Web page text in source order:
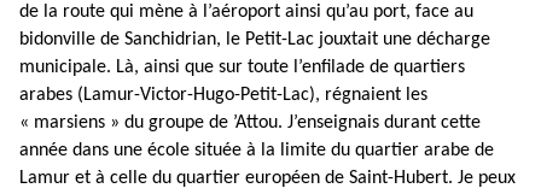
de la route qui mène à l’aéroport ainsi qu’au port, face au
bidonville de Sanchidrian, le Petit-Lac jouxtait une décharge
municipale. Là, ainsi que sur toute l’enfilade de quartiers
arabes (Lamur-Victor-Hugo-Petit-Lac), régnaient les
« marsiens » du groupe de ’Attou. J’enseignais durant cette
année dans une école située à la limite du quartier arabe de
Lamur et à celle du quartier européen de Saint-Hubert. Je peux